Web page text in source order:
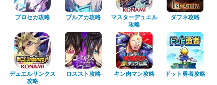
プロセカ攻略 ブルアカ攻略
マスターデュエル
攻略
ダフネ攻略
デュエルリンクス
攻略
ロススト攻略 キン肉マン攻略 ドット勇者攻略